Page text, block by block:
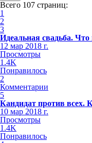
Всего 107 страниц:
1
2
3
Идеальная свадьба.
12 мар 2018 г.
Просмотры
1.4K
Понравилось
2
Комментарии
5
Кандидат против всех.
10 мар 2018 г.
Просмотры
1.4K
Понравилось